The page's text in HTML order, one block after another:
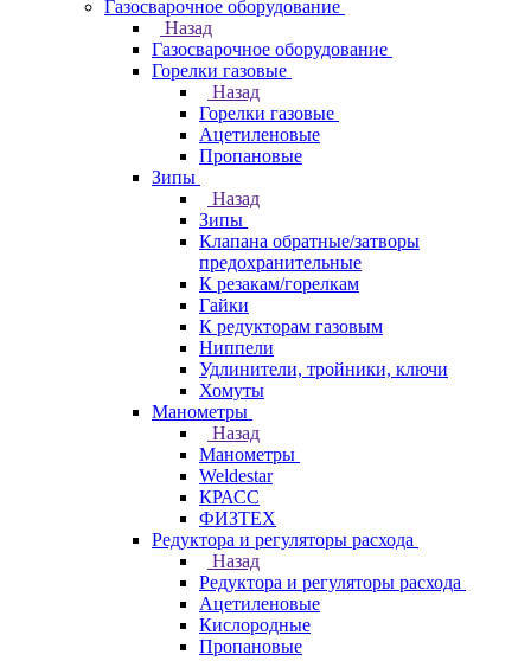
Газосварочное оборудование
Назад
Газосварочное оборудование
Горелки газовые
Назад
Горелки газовые
Ацетиленовые
Пропановые
Зипы
Назад
Зипы
Клапана обратные/затворы
предохранительные
К резакам/горелкам
Гайки
К редукторам газовым
Ниппели
Удлинители, тройники, ключи
Хомуты
Манометры
Назад
Манометры
Weldestar
КРАСС
ФИЗТЕХ
Редуктора и регуляторы расхода
Назад
Редуктора и регуляторы расхода
Ацетиленовые
Кислородные
Пропановые